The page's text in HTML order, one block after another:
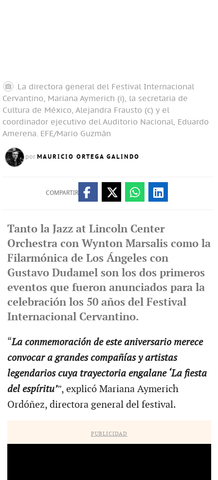
La directora general del Festival Internacional
Cervantino, Mariana Aymerich (i), la secretaria de
Cultura de México, Alejandra Frausto (c) y el
coordinador ejecutivo del Auditorio Nacional, Eduardo
Amerena. EFE/Mario Guzmán
por MAURICIO ORTEGA GALINDO
COMPARTIR
Tanto la Jazz at Lincoln Center
Orchestra con Wynton Marsalis como la
Filarmónica de Los Ángeles con
Gustavo Dudamel son los dos primeros
eventos que fueron anunciados para la
celebración los 50 años del Festival
Internacional Cervantino.
“La conmemoración de este aniversario merece
convocar a grandes compañías y artistas
legendarios cuya trayectoria engalane ‘La fiesta
del espíritu’”, explicó Mariana Aymerich
Ordóñez, directora general del festival.
PUBLICIDAD